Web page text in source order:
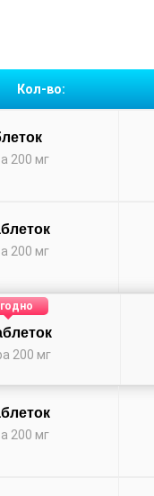
Кол-во:
200 мг
200 мг
200 мг
200 мг